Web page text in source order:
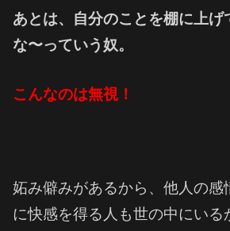
あとは、自分のことを棚に上げ
な〜っていう奴。
こんなのは無視！
妬み僻みがあるから、他人の感
に快感を得る人も世の中にいる